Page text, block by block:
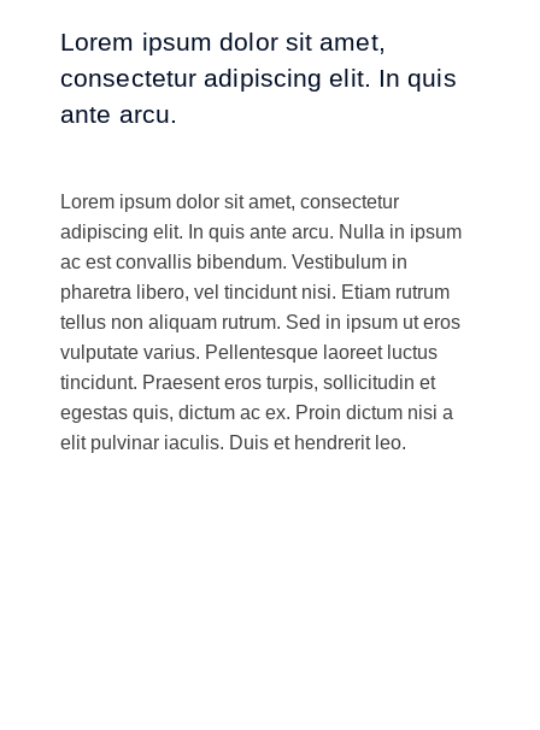
Lorem ipsum dolor sit amet,
consectetur adipiscing elit. In quis
ante arcu.
Lorem ipsum dolor sit amet, consectetur
adipiscing elit. In quis ante arcu. Nulla in ipsum
ac est convallis bibendum. Vestibulum in
pharetra libero, vel tincidunt nisi. Etiam rutrum
tellus non aliquam rutrum. Sed in ipsum ut eros
vulputate varius. Pellentesque laoreet luctus
tincidunt. Praesent eros turpis, sollicitudin et
egestas quis, dictum ac ex. Proin dictum nisi a
elit pulvinar iaculis. Duis et hendrerit leo.